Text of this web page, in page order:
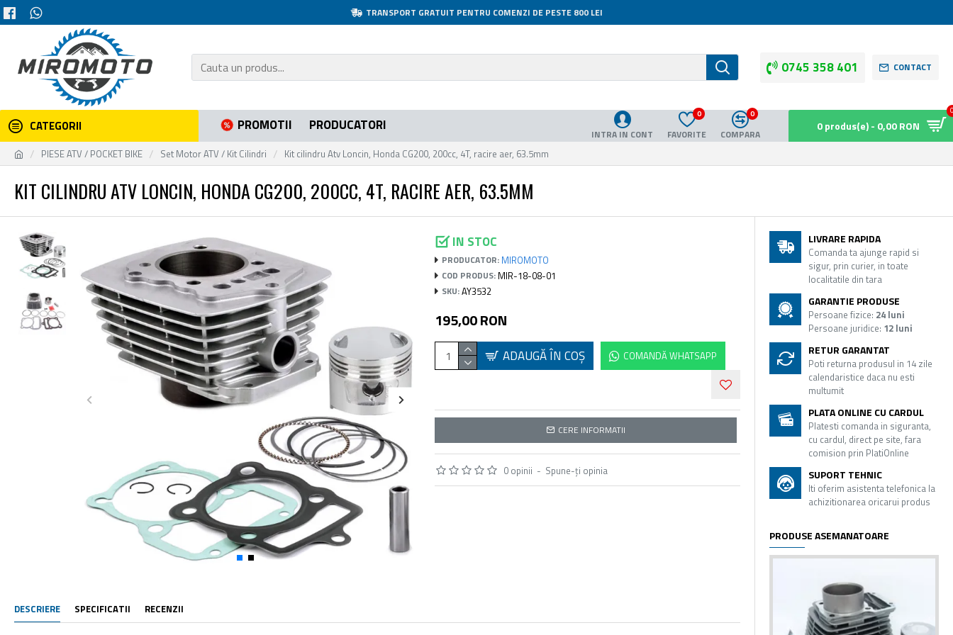
TRANSPORT GRATUIT PENTRU COMENZI DE PESTE 800 LEI
0745 358 401 CONTACT
CATEGORII PROMOTII PRODUCATORI
INTRA IN CONT FAVORITE
0
COMPARA
0
0 produs(e) - 0,00 RON
PIESE ATV / POCKET BIKE Set Motor ATV / Kit Cilindri Kit cilindru Atv Loncin, Honda CG200, 200cc, 4T, racire aer, 63.5mm
KIT CILINDRU ATV LONCIN, HONDA CG200, 200CC, 4T, RACIRE AER, 63.5MM
IN STOC
PRODUCATOR: MIROMOTO
COD PRODUS: MIR-18-08-01
SKU:AY3532
0 opinii - Spune-ţi opinia
195,00 RON
ADAUGĂ ÎN COŞ COMANDĂ WHATSAPP
CERE INFORMATII
DESCRIERE SPECIFICATII RECENZII
LIVRARE RAPIDA
Comanda ta ajunge rapid si
sigur, prin curier, in toate
localitatile din tara
GARANTIE PRODUSE
Persoane fizice: 24 luni
Persoane juridice: 12 luni
RETUR GARANTAT
Poti returna produsul in 14 zile
calendaristice daca nu esti
multumit
PLATA ONLINE CU CARDUL
Platesti comanda in siguranta,
cu cardul, direct pe site, fara
comision prin PlatiOnline
SUPORT TEHNIC
Iti oferim asistenta telefonica la
achizitionarea oricarui produs
PRODUSE ASEMANATOARE